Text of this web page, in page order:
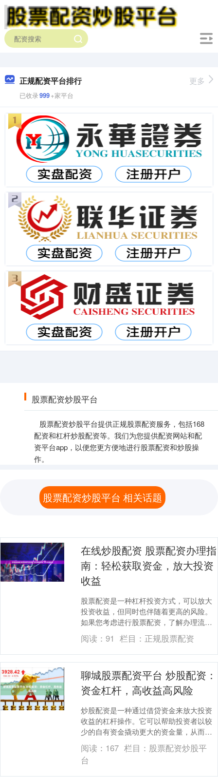
正规配资平台排行
已收录999+家平台
更多
股票配资炒股平台
股票配资炒股平台提供正规股票配资服务，包括168
配资和杠杆炒股配资等。我们为您提供配资网站和配
资平台app，以便您更方便地进行股票配资和炒股操
作。
股票配资炒股平台 相关话题
在线炒股配资 股票配资办理指
南：轻松获取资金，放大投资
收益
股票配资是一种杠杆投资方式，可以放大
投资收益，但同时也伴随着更高的风险。
如果您考虑进行股票配资，了解办理流程
至关重要。 股指期货配资的原理很简单。
投资者向配资公....
阅读：91 栏目： 正规股票配资
聊城股票配资平台 炒股配资：
资金杠杆，高收益高风险
炒股配资是一种通过借贷资金来放大投资
收益的杠杆操作。它可以帮助投资者以较
少的自有资金撬动更大的资金量，从而获
得更高的收益。 * **更高的潜在收益：**杠
杆可以....
阅读： 167 栏目： 股票配资炒股平
台